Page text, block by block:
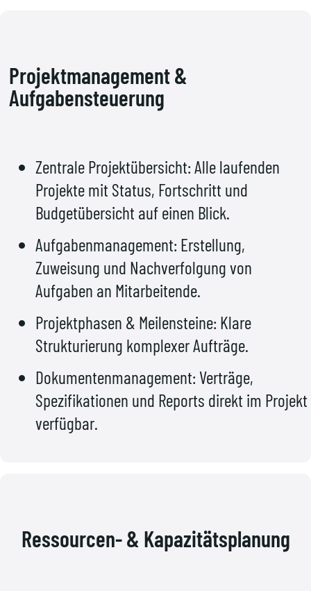
Projektmanagement &
Aufgabensteuerung
Zentrale Projektübersicht: Alle laufenden
Projekte mit Status, Fortschritt und
Budgetübersicht auf einen Blick.
Aufgabenmanagement: Erstellung,
Zuweisung und Nachverfolgung von
Aufgaben an Mitarbeitende.
Projektphasen & Meilensteine: Klare
Strukturierung komplexer Aufträge.
Dokumentenmanagement: Verträge,
Spezifikationen und Reports direkt im Projekt
verfügbar.
Ressourcen- & Kapazitätsplanung